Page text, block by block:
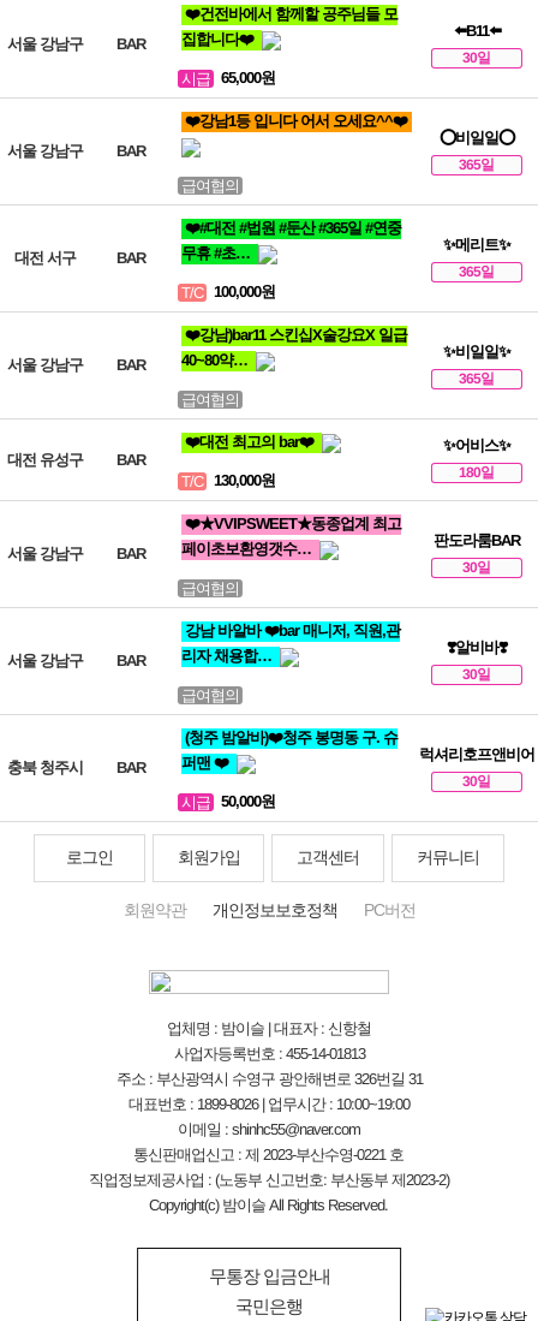
서울 강남구 BAR
❤️건전바에서 함께할 공주님들 모
집합니다❤️
시급 65,000원
⬅️B11⬅️
30일
서울 강남구 BAR
❤️강남1등 입니다 어서 오세요^^❤️
급여협의
⭕비일일⭕
365일
대전 서구 BAR
❤️#대전 #법원 #둔산 #365일 #연중
무휴 #초…
T/C 100,000원
✨메리트✨
365일
서울 강남구 BAR
❤️강남)bar11 스킨십X술강요X 일급
40~80약…
급여협의
✨비일일✨
365일
대전 유성구 BAR
❤️대전 최고의 bar❤️
T/C 130,000원
✨어비스✨
180일
서울 강남구 BAR
❤️★VVIPSWEET★동종업계 최고
페이초보환영갯수…
급여협의
판도라룸BAR
30일
서울 강남구 BAR
강남 바알바 ❤️bar 매니저, 직원,관
리자 채용합…
급여협의
❣️알비바❣️
30일
충북 청주시 BAR
(청주 밤알바)❤️청주 봉명동 구. 슈
퍼맨 ❤️
시급 50,000원
럭셔리호프앤비어
30일
로그인 회원가입 고객센터 커뮤니티
회원약관 개인정보보호정책 PC버전
업체명 : 밤이슬 | 대표자 : 신항철
사업자등록번호 : 455-14-01813
주소 : 부산광역시 수영구 광안해변로 326번길 31
대표번호 : 1899-8026 | 업무시간 : 10:00~19:00
이메일 : shinhc55@naver.com
통신판매업신고 : 제 2023-부산수영-0221 호
직업정보제공사업 : (노동부 신고번호: 부산동부 제2023-2)
Copyright(c) 밤이슬 All Rights Reserved.
무통장 입금안내
국민은행